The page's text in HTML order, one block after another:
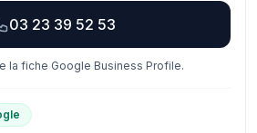
03 23 39 52 53
la fiche Google Business Profile.